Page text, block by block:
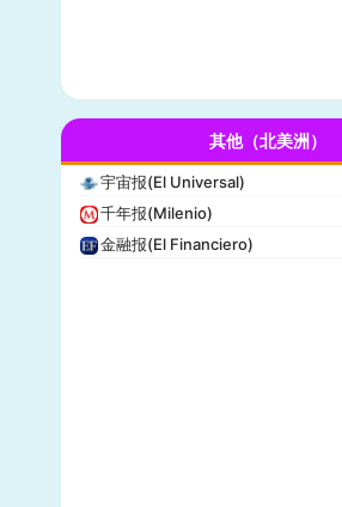
布赖特巴特新闻网(Breitbart News)
美联社(AP)
洛杉矶时报(Los Angeles Times)
Insider
其他（北美洲）
宇宙报(El Universal)
千年报(Milenio)
金融报(El Financiero)